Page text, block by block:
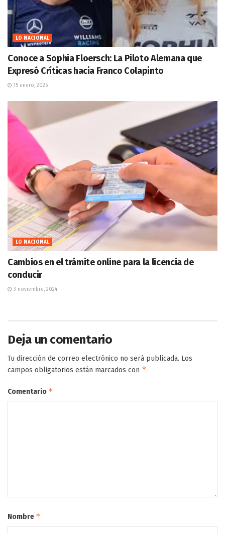
LO NACIONAL
Conoce a Sophia Floersch: La Piloto Alemana que
Expresó Críticas hacia Franco Colapinto
15 enero, 2025
LO NACIONAL
Cambios en el trámite online para la licencia de
conducir
3 noviembre, 2024
Deja un comentario
Tu dirección de correo electrónico no será publicada. Los
campos obligatorios están marcados con *
Comentario *
Nombre *